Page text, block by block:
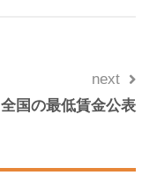
next
全国の最低賃金公表